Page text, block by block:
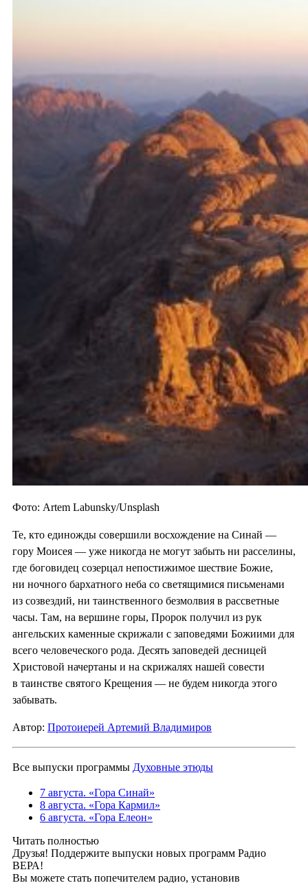
Фото: Artem Labunsky/Unsplash
Те, кто единожды совершили восхождение на Синай —
гору Моисея — уже никогда не могут забыть ни расселины,
где боговидец созерцал непостижимое шествие Божие,
ни ночного бархатного неба со светящимися письменами
из созвездий, ни таинственного безмолвия в рассветные
часы. Там, на вершине горы, Пророк получил из рук
ангельских каменные скрижали с заповедями Божиими для
всего человеческого рода. Десять заповедей десницей
Христовой начертаны и на скрижалях нашей совести
в таинстве святого Крещения — не будем никогда этого
забывать.
Автор: Протоиерей Артемий Владимиров
Все выпуски программы Духовные этюды
7 августа. «Гора Синай»
8 августа. «Гора Кармил»
6 августа. «Гора Елеон»
Читать полностью
Друзья! Поддержите выпуски новых программ Радио
ВЕРА!
Вы можете стать попечителем радио, установив